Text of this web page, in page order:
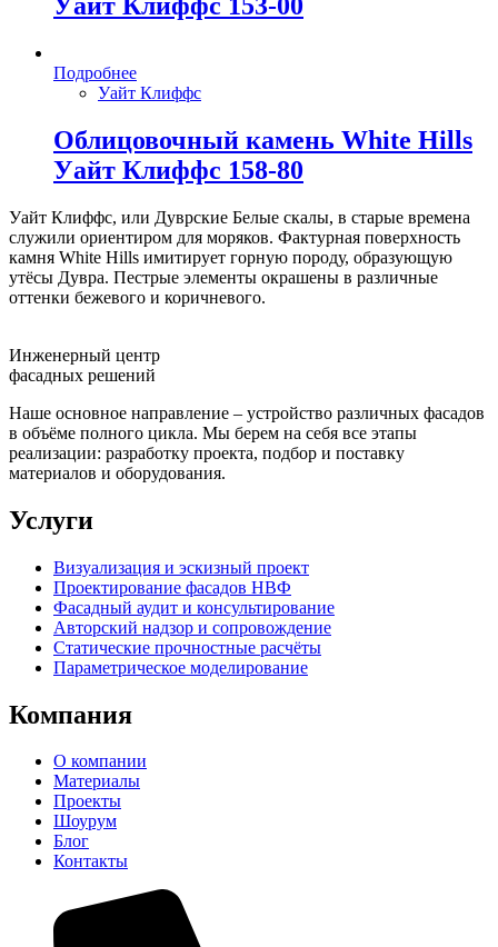
Подробнее
Уайт Клиффс
Облицовочный камень White Hills
Уайт Клиффс 158-80
Уайт Клиффс, или Дуврские Белые скалы, в старые времена
служили ориентиром для моряков. Фактурная поверхность
камня White Hills имитирует горную породу, образующую
утёсы Дувра. Пестрые элементы окрашены в различные
оттенки бежевого и коричневого.
Инженерный центр
фасадных решений
Наше основное направление – устройство различных фасадов
в объёме полного цикла. Мы берем на себя все этапы
реализации: разработку проекта, подбор и поставку
материалов и оборудования.
Услуги
Визуализация и эскизный проект
Проектирование фасадов НВФ
Фасадный аудит и консультирование
Авторский надзор и сопровождение
Статические прочностные расчёты
Параметрическое моделирование
Компания
О компании
Материалы
Проекты
Шоурум
Блог
Контакты